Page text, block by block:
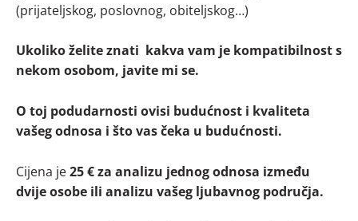
(prijateljskog, poslovnog, obiteljskog…)
Ukoliko želite znati kakva vam je kompatibilnost s
nekom osobom, javite mi se.
O toj podudarnosti ovisi budućnost i kvaliteta
vašeg odnosa i što vas čeka u budućnosti.
Cijena je25 €za analizu jednog odnosa između
dvije osobe ili analizu vašeg ljubavnog područja.